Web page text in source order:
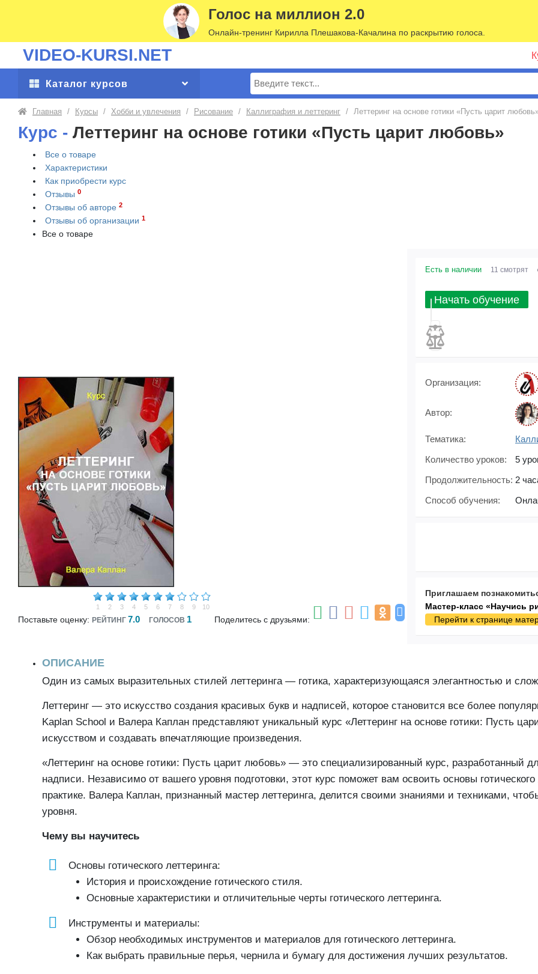
Голос на миллион 2.0
Онлайн-тренинг Кирилла Плешакова-Качалина по раскрытию голоса.
VIDEO-KURSI.NET
Каталог курсов Поиск
Главная / Курсы / Хобби и увлечения / Рисование / Каллиграфия и леттеринг / Леттеринг на основе готики «Пусть царит
Курс - Леттеринг на основе готики «Пусть царит любовь»
Все о товаре
Характеристики
Как приобрести курс
Отзывы 0
Отзывы об авторе 2
Отзывы об организации 1
Все о товаре
Поставьте оценку:
10
9
8
7
6
5
4
3
2
1
РЕЙТИНГ 7.0 ГОЛОСОВ 1 Поделитесь с друзьями:
Есть в наличии 11 смотрят
Начать обучение
Организация:
Автор:
Тематика:
Количество уроков:
5
Продолжительность: 2
Способ обучения:
Приглашаем
Мастер-класс «Научись
Перейти к странице
ОПИСАНИЕ
Один из самых выразительных стилей леттеринга — готика, характеризующаяся элегантностью и
Леттеринг — это искусство создания красивых букв и надписей, которое становится все более
Kaplan School и Валера Каплан представляют уникальный курс «Леттеринг на основе готики: Пусть
искусством и создавать впечатляющие произведения.
«Леттеринг на основе готики: Пусть царит любовь» — это специализированный курс, разработанный
надписи. Независимо от вашего уровня подготовки, этот курс поможет вам освоить основы
практике. Валера Каплан, признанный мастер леттеринга, делится своими знаниями и техниками,
уровня.
Чему вы научитесь
Основы готического леттеринга:
История и происхождение готического стиля.
Основные характеристики и отличительные черты готического леттеринга.
Инструменты и материалы:
Обзор необходимых инструментов и материалов для готического леттеринга.
Как выбрать правильные перья, чернила и бумагу для достижения лучших результатов.